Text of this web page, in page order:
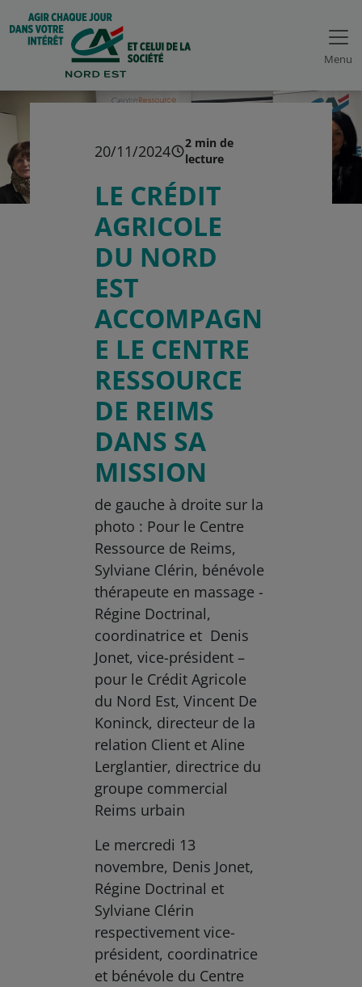
Menu
20/11/2024
2 min de
lecture
LE CRÉDIT
AGRICOLE
DU NORD
EST
ACCOMPAGN
E LE CENTRE
RESSOURCE
DE REIMS
DANS SA
MISSION
de gauche à droite sur la
photo : Pour le Centre
Ressource de Reims,
Sylviane Clérin, bénévole
thérapeute en massage -
Régine Doctrinal,
coordinatrice et Denis
Jonet, vice-président –
pour le Crédit Agricole
du Nord Est, Vincent De
Koninck, directeur de la
relation Client et Aline
Lerglantier, directrice du
groupe commercial
Reims urbain
Le mercredi 13
novembre, Denis Jonet,
Régine Doctrinal et
Sylviane Clérin
respectivement vice-
président, coordinatrice
et bénévole du Centre